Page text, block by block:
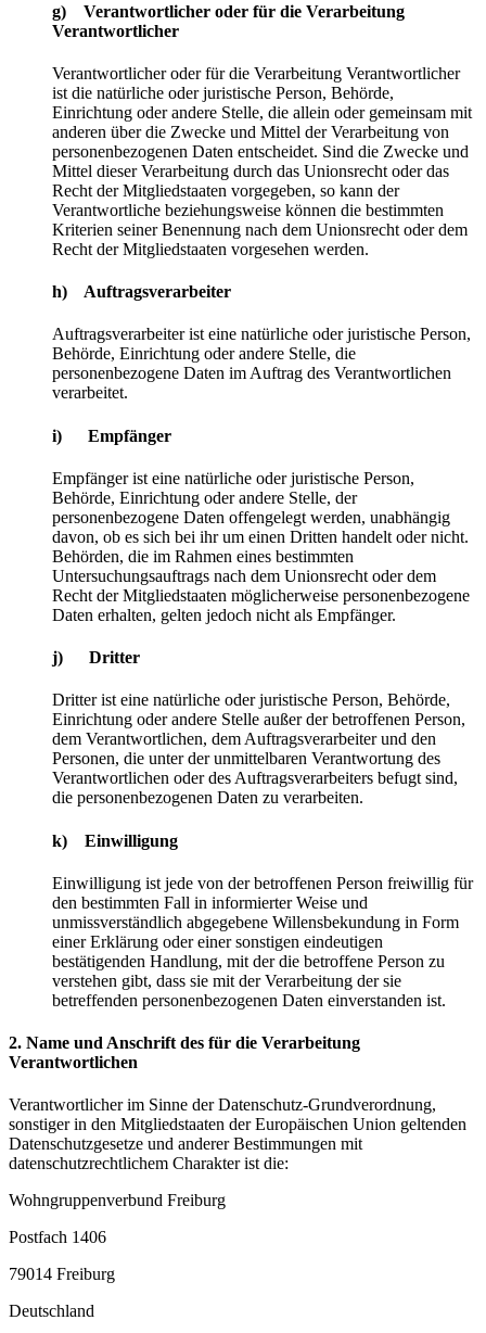
g) Verantwortlicher oder für die Verarbeitung
Verantwortlicher
Verantwortlicher oder für die Verarbeitung Verantwortlicher
ist die natürliche oder juristische Person, Behörde,
Einrichtung oder andere Stelle, die allein oder gemeinsam mit
anderen über die Zwecke und Mittel der Verarbeitung von
personenbezogenen Daten entscheidet. Sind die Zwecke und
Mittel dieser Verarbeitung durch das Unionsrecht oder das
Recht der Mitgliedstaaten vorgegeben, so kann der
Verantwortliche beziehungsweise können die bestimmten
Kriterien seiner Benennung nach dem Unionsrecht oder dem
Recht der Mitgliedstaaten vorgesehen werden.
h) Auftragsverarbeiter
Auftragsverarbeiter ist eine natürliche oder juristische Person,
Behörde, Einrichtung oder andere Stelle, die
personenbezogene Daten im Auftrag des Verantwortlichen
verarbeitet.
i) Empfänger
Empfänger ist eine natürliche oder juristische Person,
Behörde, Einrichtung oder andere Stelle, der
personenbezogene Daten offengelegt werden, unabhängig
davon, ob es sich bei ihr um einen Dritten handelt oder nicht.
Behörden, die im Rahmen eines bestimmten
Untersuchungsauftrags nach dem Unionsrecht oder dem
Recht der Mitgliedstaaten möglicherweise personenbezogene
Daten erhalten, gelten jedoch nicht als Empfänger.
j) Dritter
Dritter ist eine natürliche oder juristische Person, Behörde,
Einrichtung oder andere Stelle außer der betroffenen Person,
dem Verantwortlichen, dem Auftragsverarbeiter und den
Personen, die unter der unmittelbaren Verantwortung des
Verantwortlichen oder des Auftragsverarbeiters befugt sind,
die personenbezogenen Daten zu verarbeiten.
k) Einwilligung
Einwilligung ist jede von der betroffenen Person freiwillig für
den bestimmten Fall in informierter Weise und
unmissverständlich abgegebene Willensbekundung in Form
einer Erklärung oder einer sonstigen eindeutigen
bestätigenden Handlung, mit der die betroffene Person zu
verstehen gibt, dass sie mit der Verarbeitung der sie
betreffenden personenbezogenen Daten einverstanden ist.
2. Name und Anschrift des für die Verarbeitung
Verantwortlichen
Verantwortlicher im Sinne der Datenschutz-Grundverordnung,
sonstiger in den Mitgliedstaaten der Europäischen Union geltenden
Datenschutzgesetze und anderer Bestimmungen mit
datenschutzrechtlichem Charakter ist die:
Wohngruppenverbund Freiburg
Postfach 1406
79014 Freiburg
Deutschland